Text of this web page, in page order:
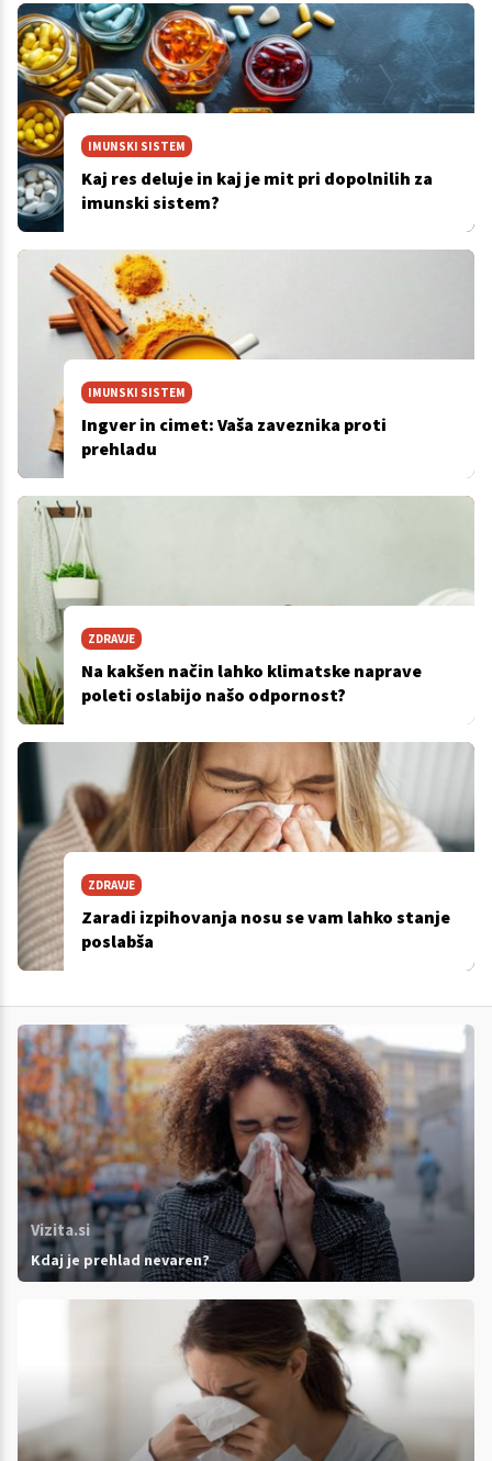
IMUNSKI SISTEM
Kaj res deluje in kaj je mit pri dopolnilih za
imunski sistem?
IMUNSKI SISTEM
Ingver in cimet: Vaša zaveznika proti
prehladu
ZDRAVJE
Na kakšen način lahko klimatske naprave
poleti oslabijo našo odpornost?
ZDRAVJE
Zaradi izpihovanja nosu se vam lahko stanje
poslabša
Vizita.si
Kdaj je prehlad nevaren?